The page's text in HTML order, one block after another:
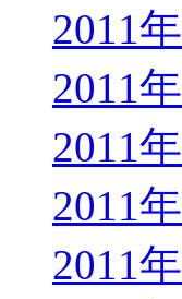
2011
2011
2011
2011
2011